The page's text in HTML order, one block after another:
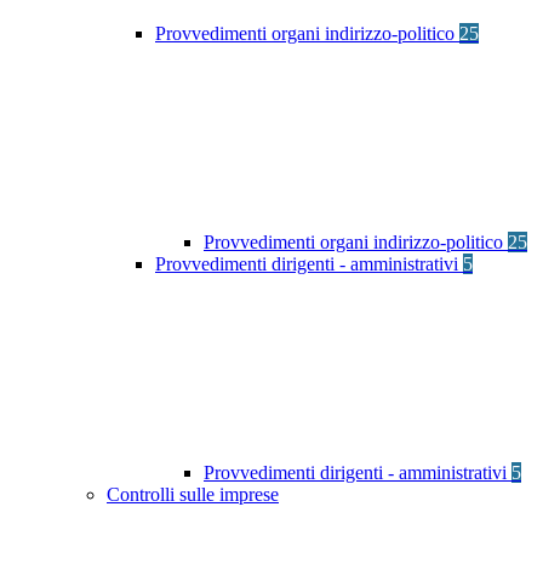
Provvedimenti organi indirizzo-politico 25
Provvedimenti organi indirizzo-politico 25
Provvedimenti dirigenti - amministrativi 5
Provvedimenti dirigenti - amministrativi 5
Controlli sulle imprese